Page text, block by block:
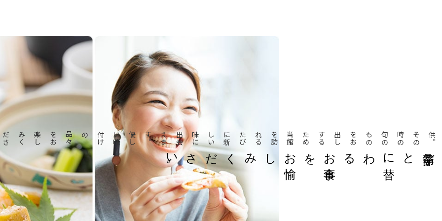
季節ご
とに
替
わるお
食事
を
お
愉
しみください
。
。
そ
の
時
の
旬
の
も
の
を
お
出
し
す
る
た
め
当
館
を
訪
れ
る
た
び
に
新
し
い
味
に
出
会
え
ま
す
。
優
し
い
味
付
け
の品
々
を
お
楽
し
み
く
だ
さ
い